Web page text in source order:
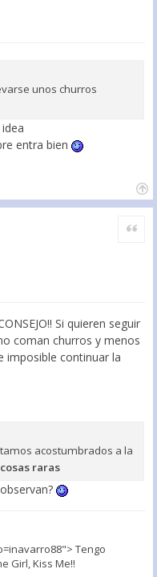
unos churros
entra bien
Citar
Si quieren seguir
coman churros y menos
imposible continuar la
acostumbrados a la
raras
Tengo
Girl, Kiss Me!!